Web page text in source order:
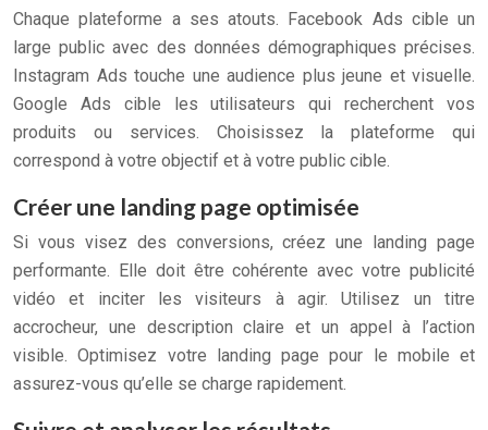
Chaque plateforme a ses atouts. Facebook Ads cible un
large public avec des données démographiques précises.
Instagram Ads touche une audience plus jeune et visuelle.
Google Ads cible les utilisateurs qui recherchent vos
produits ou services. Choisissez la plateforme qui
correspond à votre objectif et à votre public cible.
Créer une landing page optimisée
Si vous visez des conversions, créez une landing page
performante. Elle doit être cohérente avec votre publicité
vidéo et inciter les visiteurs à agir. Utilisez un titre
accrocheur, une description claire et un appel à l’action
visible. Optimisez votre landing page pour le mobile et
assurez-vous qu’elle se charge rapidement.